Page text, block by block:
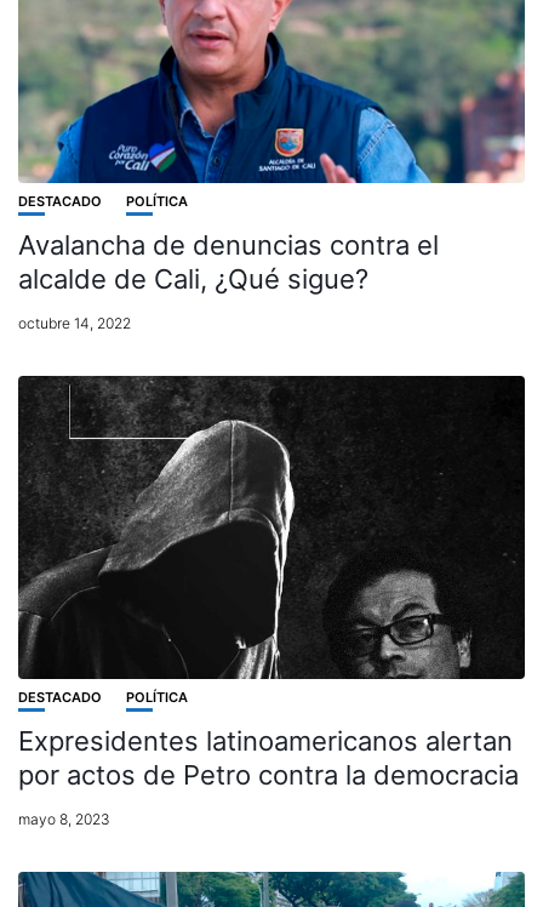
DESTACADO POLÍTICA
Avalancha de denuncias contra el
alcalde de Cali, ¿Qué sigue?
octubre 14, 2022
DESTACADO POLÍTICA
Expresidentes latinoamericanos alertan
por actos de Petro contra la democracia
mayo 8, 2023